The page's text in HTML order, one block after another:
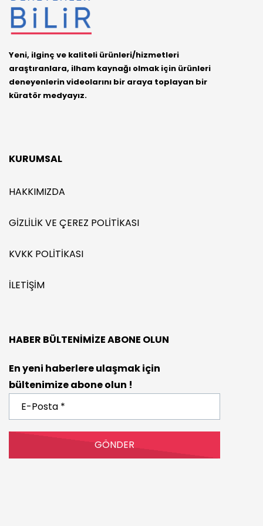
Yeni, ilginç ve kaliteli ürünleri/hizmetleri
araştıranlara, ilham kaynağı olmak için ürünleri
deneyenlerin videolarını bir araya toplayan bir
küratör medyayız.
KURUMSAL
HAKKIMIZDA
GIZLILIK VE ÇEREZ POLITIKASI
KVKK POLITIKASI
İLETIŞIM
HABER BÜLTENIMIZE ABONE OLUN
En yeni haberlere ulaşmak için
bültenimize abone olun !
Posta
*